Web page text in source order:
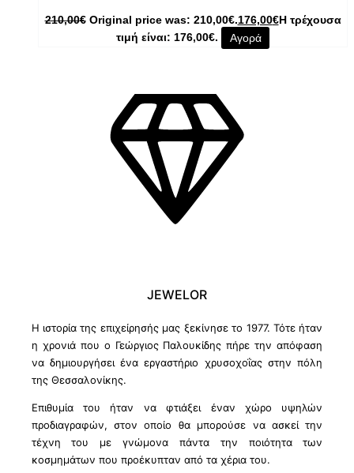
210,00€ Original price was: 210,00€.176,00€Η τρέχουσα
τιμή είναι: 176,00€.
Αγορά
JEWELOR
Η ιστορία της επιχείρησής μας ξεκίνησε το 1977. Τότε ήταν
η χρονιά που ο Γεώργιος Παλουκίδης πήρε την απόφαση
να δημιουργήσει ένα εργαστήριο χρυσοχοΐας στην πόλη
της Θεσσαλονίκης.
Επιθυμία του ήταν να φτιάξει έναν χώρο υψηλών
προδιαγραφών, στον οποίο θα μπορούσε να ασκεί την
τέχνη του με γνώμονα πάντα την ποιότητα των
κοσμημάτων που προέκυπταν από τα χέρια του.